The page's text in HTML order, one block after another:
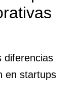
diferencias
en startups